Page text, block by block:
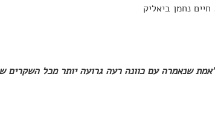
חיים נחמן ביאליק
שנאמרה עם כוונה רעה גרועה יותר מכל השקרים